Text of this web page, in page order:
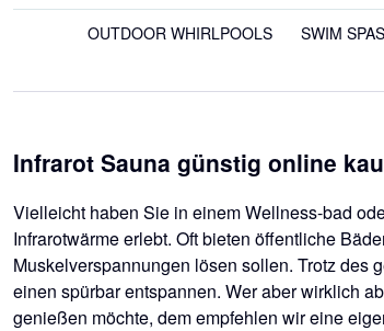
OUTDOOR WHIRLPOOLS SWIM
Infrarot Sauna günstig online
Vielleicht haben Sie in einem Wellness-bad
Infrarotwärme erlebt. Oft bieten öffentliche
Muskelverspannungen lösen sollen. Trotz des
einen spürbar entspannen. Wer aber wirklich
genießen möchte, dem empfehlen wir eine